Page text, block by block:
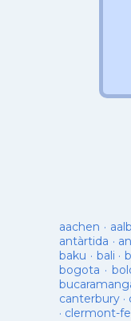
aachen ·
antàrtida ·
baku · bali ·
bogota ·
canterbury ·
· clermont-